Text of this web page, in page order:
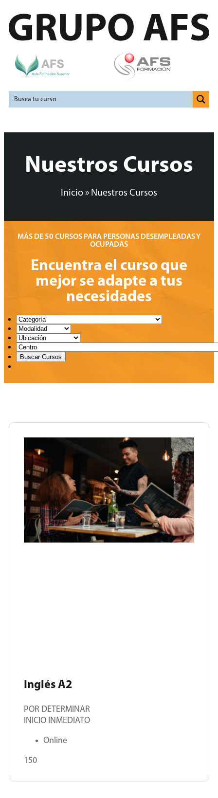
Nuestros Cursos
Inicio » Nuestros Cursos
MÁS DE 50 CURSOS PARA PERSONAS DESEMPLEADAS Y
OCUPADAS
Encuentra el curso que
mejor se adapte a tus
necesidades
Inglés A2
POR DETERMINAR
INICIO INMEDIATO
Online
150